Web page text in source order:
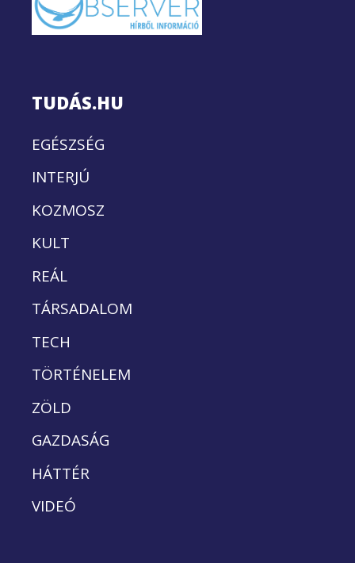
TUDÁS.HU
EGÉSZSÉG
INTERJÚ
KOZMOSZ
KULT
REÁL
TÁRSADALOM
TECH
TÖRTÉNELEM
ZÖLD
GAZDASÁG
HÁTTÉR
VIDEÓ